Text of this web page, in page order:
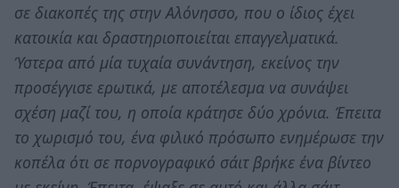
σε διακοπές της στην Αλόνησσο, που ο ίδιος έχει
κατοικία και δραστηριοποιείται επαγγελματικά.
Ύστερα από μία τυχαία συνάντηση, εκείνος την
προσέγγισε ερωτικά, με αποτέλεσμα να συνάψει
σχέση μαζί του, η οποία κράτησε δύο χρόνια. Έπειτα
το χωρισμό του, ένα φιλικό πρόσωπο ενημέρωσε την
κοπέλα ότι σε πορνογραφικό σάιτ βρήκε ένα βίντεο